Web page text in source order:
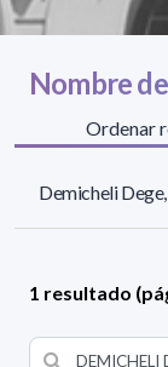
Nombre
Ordenar
Demicheli
1 resultado